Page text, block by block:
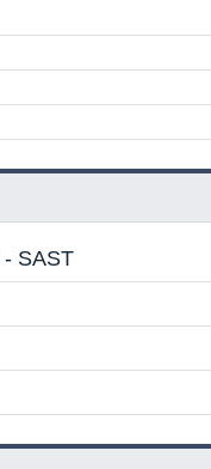
- SAST